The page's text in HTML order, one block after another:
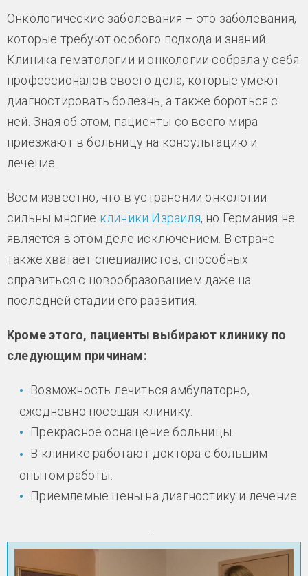
Онкологические заболевания – это заболевания,
которые требуют особого подхода и знаний.
Клиника гематологии и онкологии собрала у себя
профессионалов своего дела, которые умеют
диагностировать болезнь, а также бороться с
ней. Зная об этом, пациенты со всего мира
приезжают в больницу на консультацию и
лечение.
Всем известно, что в устранении онкологии
сильны многие клиники Израиля, но Германия не
является в этом деле исключением. В стране
также хватает специалистов, способных
справиться с новообразованием даже на
последней стадии его развития.
Кроме этого, пациенты выбирают клинику по
следующим причинам:
Возможность лечиться амбулаторно,
ежедневно посещая клинику.
Прекрасное оснащение больницы.
В клинике работают доктора с большим
опытом работы.
Приемлемые цены на диагностику и лечение